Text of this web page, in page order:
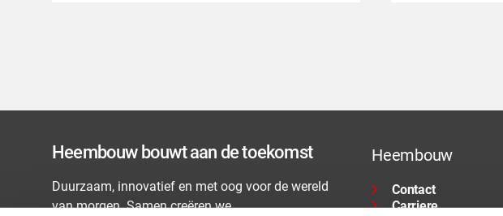
Heembouw bouwt aan de toekomst
Duurzaam, innovatief en met oog voor de wereld
van morgen. Samen creëren we
Heembouw
Contact
Carriere